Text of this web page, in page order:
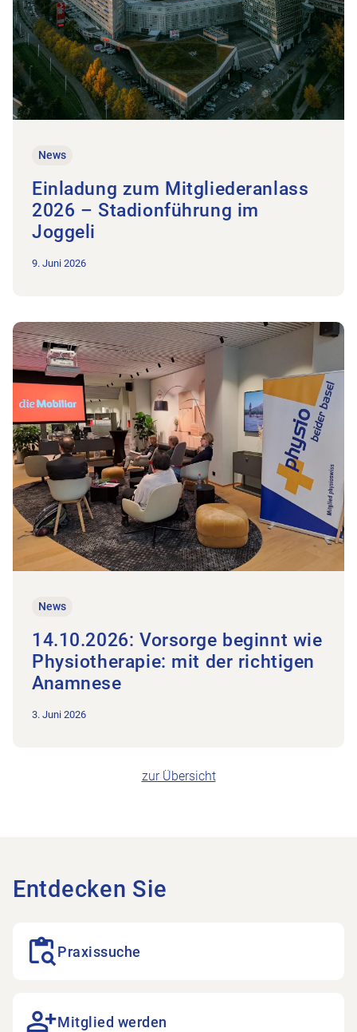
News
Einladung zum Mitgliederanlass
2026 – Stadionführung im
Joggeli
9. Juni 2026
News
14.10.2026: Vorsorge beginnt wie
Physiotherapie: mit der richtigen
Anamnese
3. Juni 2026
Zum Beitrag 14.10.2026: Vorsorge beginnt wie
zur Übersicht
Entdecken Sie
Praxissuche
Mitglied werden